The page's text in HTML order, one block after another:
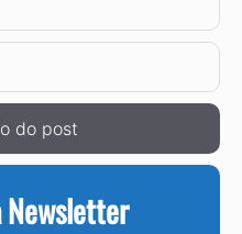
Newsletter